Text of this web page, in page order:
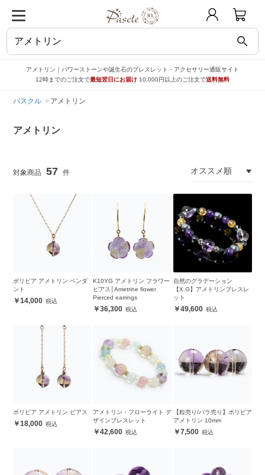
search
アメトリン｜パワーストーンや誕生石のブレスレット・アクセサリー通販サイト
12時までのご注文で最短翌日にお届け 10,000円以上のご注文で送料無料
パスクル アメトリン
アメトリン
57
ボリビア アメトリン ペンダ
ント
14,000
K10YG アメトリン フラワー
ピアス│Ametrine flower
Pierced earrings
36,300
自然のグラデーション
【X.G】アメトリンブレスレ
ット
49,600
ボリビア アメトリン ピアス
18,000
アメトリン・フローライト デ
ザインブレスレット
42,600
【粒売り/バラ売り】ボリビア
アメトリン 10mm
7,500